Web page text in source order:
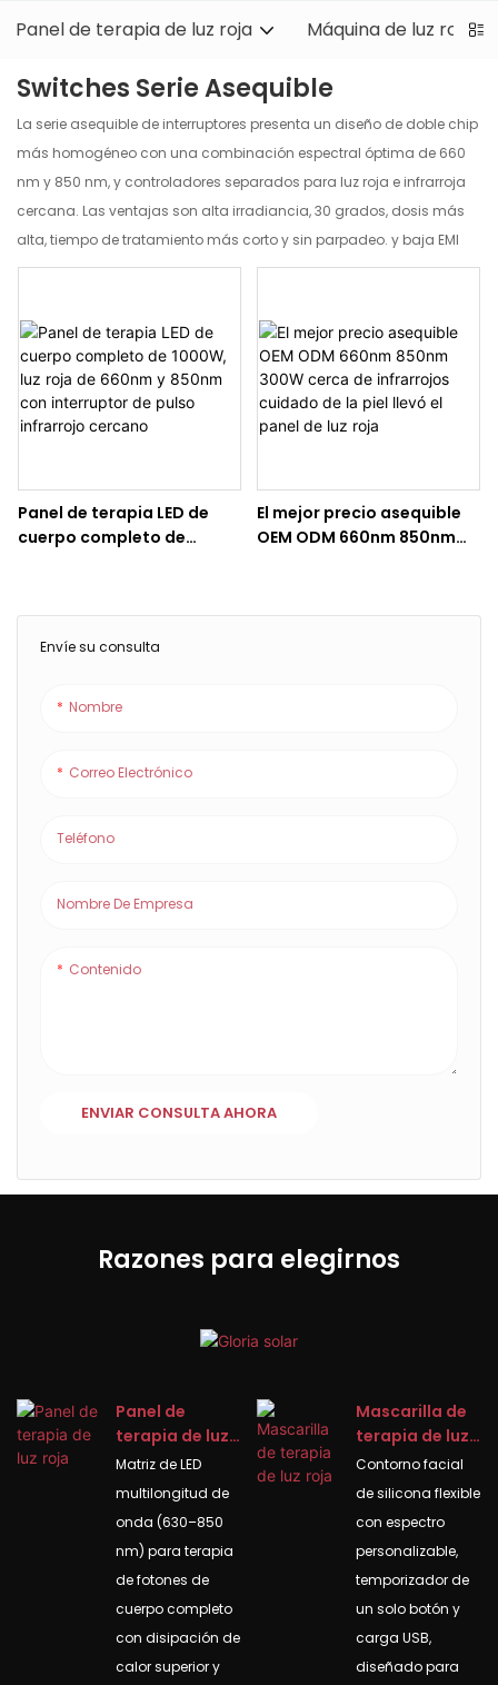
Panel de terapia de luz roja Máquina de luz roja
Switches Serie Asequible
La serie asequible de interruptores presenta un diseño de doble chip
más homogéneo con una combinación espectral óptima de 660
nm y 850 nm, y controladores separados para luz roja e infrarroja
cercana. Las ventajas son alta irradiancia, 30 grados, dosis más
alta, tiempo de tratamiento más corto y sin parpadeo. y baja EMI
Envíe su consulta
Nombre
Correo Electrónico
Teléfono
Nombre De Empresa
Contenido
ENVIAR CONSULTA AHORA
Panel de terapia LED de
cuerpo completo de
pulso infrarrojo cercano
El mejor precio asequible
OEM ODM 660nm 850nm
panel de luz roja
Razones para elegirnos
Panel de
terapia de luz
roja
Matriz de LED
multilongitud de
onda (630–850
nm) para terapia
de fotones de
cuerpo completo
con disipación de
calor superior y
Mascarilla de
terapia de luz
roja
Contorno facial
de silicona flexible
con espectro
personalizable,
temporizador de
un solo botón y
carga USB,
diseñado para